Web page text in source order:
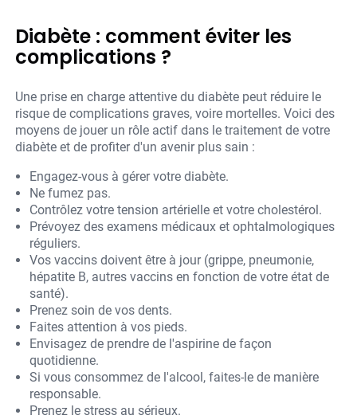
Diabète : comment éviter les
complications ?
Une prise en charge attentive du diabète peut réduire le
risque de complications graves, voire mortelles. Voici des
moyens de jouer un rôle actif dans le traitement de votre
diabète et de profiter d'un avenir plus sain :
Engagez-vous à gérer votre diabète.
Ne fumez pas.
Contrôlez votre tension artérielle et votre cholestérol.
Prévoyez des examens médicaux et ophtalmologiques
réguliers.
Vos vaccins doivent être à jour (grippe, pneumonie,
hépatite B, autres vaccins en fonction de votre état de
santé).
Prenez soin de vos dents.
Faites attention à vos pieds.
Envisagez de prendre de l'aspirine de façon
quotidienne.
Si vous consommez de l'alcool, faites-le de manière
responsable.
Prenez le stress au sérieux.